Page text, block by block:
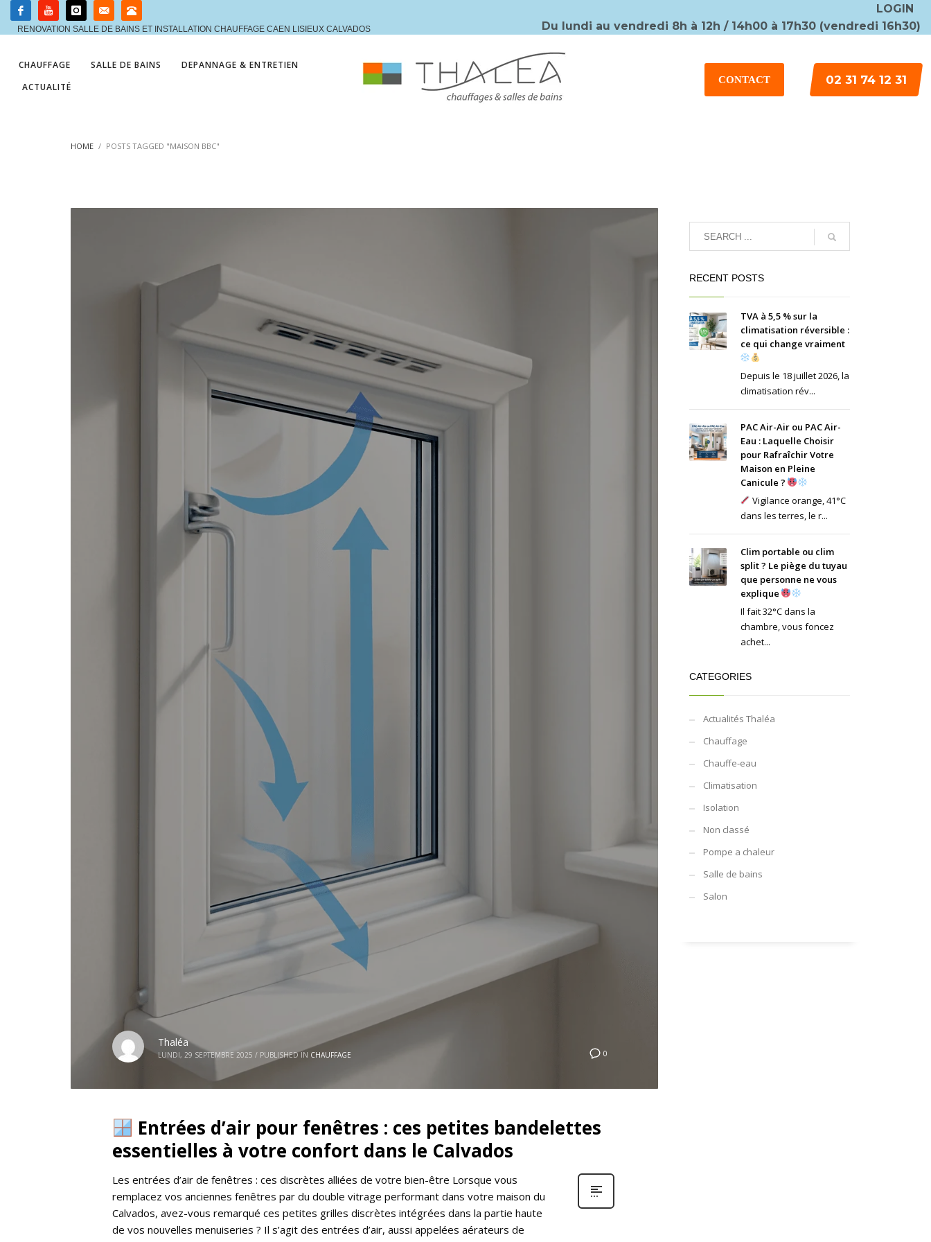
RENOVATION SALLE DE BAINS ET INSTALLATION CHAUFFAGE CAEN LISIEUX CALVADOS
LOGIN
Du lundi au vendredi 8h à 12h / 14h00 à 17h30 (vendredi 16h30)
CHAUFFAGE SALLE DE BAINS
DEPANNAGE & ENTRETIEN
ACTUALITÉ
CONTACT 02 31 74 12 31
HOME POSTS TAGGED "MAISON BBC"
0
Thaléa
LUNDI, 29 SEPTEMBRE 2025 / PUBLISHED IN CHAUFFAGE
Entrées d’air pour fenêtres : ces petites bandelettes
essentielles à votre confort dans le Calvados
Les entrées d’air de fenêtres : ces discrètes alliées de votre bien-être Lorsque vous
remplacez vos anciennes fenêtres par du double vitrage performant dans votre maison du
Calvados, avez-vous remarqué ces petites grilles discrètes intégrées dans la partie haute
de vos nouvelles menuiseries ? Il s’agit des entrées d’air, aussi appelées aérateurs de
RECENT POSTS
TVA à 5,5 % sur la
climatisation réversible :
ce qui change vraiment
Depuis le 18 juillet 2026, la
climatisation rév...
PAC Air-Air ou PAC Air-
Eau : Laquelle Choisir
pour Rafraîchir Votre
Maison en Pleine
Canicule ?
Vigilance orange, 41°C
dans les terres, le r...
Clim portable ou clim
split ? Le piège du tuyau
que personne ne vous
explique
Il fait 32°C dans la
chambre, vous foncez
achet...
CATEGORIES
Actualités Thaléa
Chauffage
Chauffe-eau
Climatisation
Isolation
Non classé
Pompe a chaleur
Salle de bains
Salon